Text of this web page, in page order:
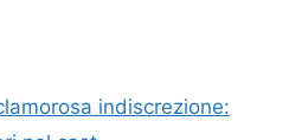
indiscrezione: